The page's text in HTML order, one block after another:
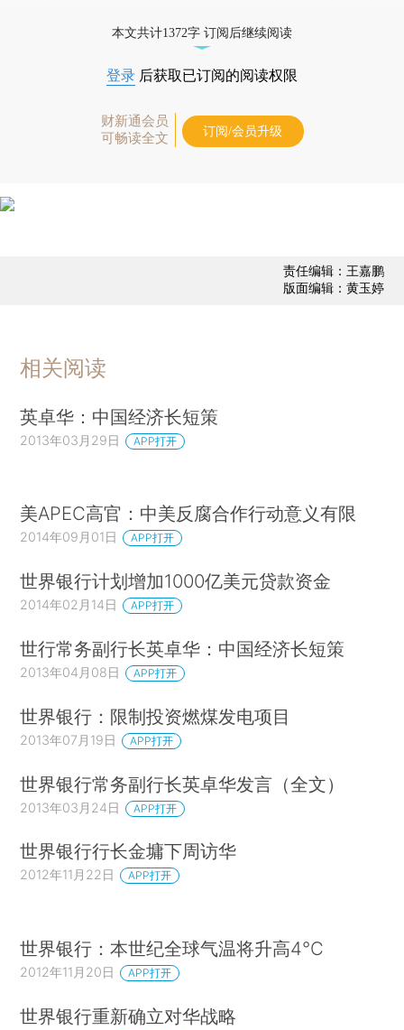
本文共计1372字 订阅后继续阅读
登录 后获取已订阅的阅读权限
财新通会员
可畅读全文
订阅/会员升级
责任编辑：王嘉鹏
版面编辑：黄玉婷
相关阅读
英卓华：中国经济长短策
2013年03月29日 APP打开
美APEC高官：中美反腐合作行动意义有限
2014年09月01日 APP打开
世界银行计划增加1000亿美元贷款资金
2014年02月14日 APP打开
世行常务副行长英卓华：中国经济长短策
2013年04月08日 APP打开
世界银行：限制投资燃煤发电项目
2013年07月19日 APP打开
世界银行常务副行长英卓华发言（全文）
2013年03月24日 APP打开
世界银行行长金墉下周访华
2012年11月22日 APP打开
世界银行：本世纪全球气温将升高4℃
2012年11月20日 APP打开
世界银行重新确立对华战略